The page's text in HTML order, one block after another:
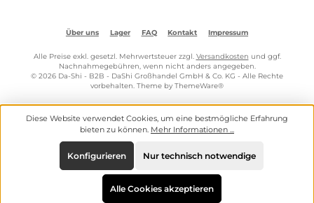
Über uns Lager FAQ Kontakt Impressum
Alle Preise exkl. gesetzl. Mehrwertsteuer zzgl. Versandkosten und ggf.
Nachnahmegebühren, wenn nicht anders angegeben.
© 2026 Da-Shi - B2B - DaShi Großhandel GmbH & Co. KG - Alle Rechte
vorbehalten. Theme by ThemeWare®
Diese Website verwendet Cookies, um eine bestmögliche Erfahrung
bieten zu können. Mehr Informationen ...
Nur technisch notwendige
Konfigurieren
Alle Cookies akzeptieren